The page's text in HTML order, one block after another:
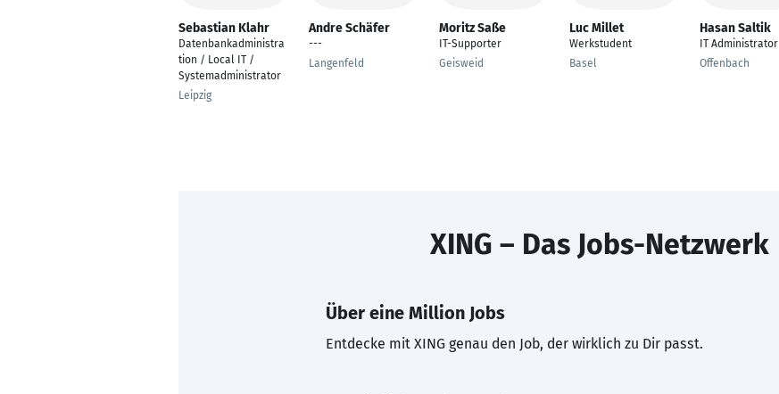
Sebastian Klahr
Datenbankadministra
tion / Local IT /
Systemadministrator
Leipzig
Andre Schäfer
---
Langenfeld
Moritz Saße
IT-Supporter
Geisweid
Luc Millet
Werkstudent
Basel
Hasan Saltik
IT Administrator
Offenbach
XING – Das Jobs-Netzwerk
Über eine Million Jobs
Entdecke mit XING genau den Job, der wirklich zu Dir passt.